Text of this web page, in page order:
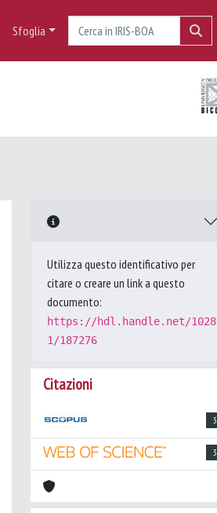
Sfoglia
Utilizza questo identificativo per
citare o creare un link a questo
documento:
https://hdl.handle.net/1028
1/187276
Citazioni
3
3